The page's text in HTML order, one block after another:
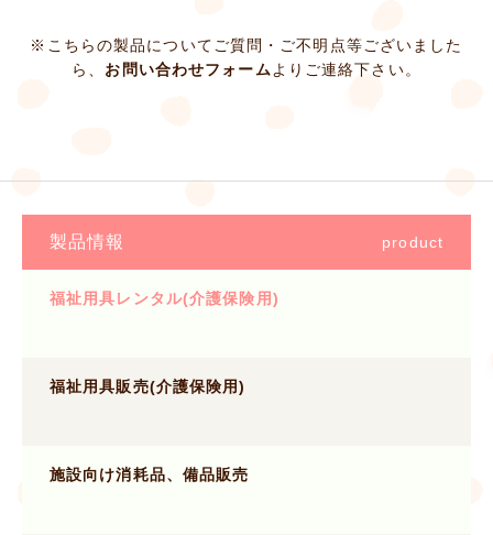
※こちらの製品についてご質問・ご不明点等ございました
ら、 お問い合わせフォーム よりご連絡下さい。
製品情報 product
福祉用具レンタル(介護保険用)
福祉用具販売(介護保険用)
施設向け消耗品、備品販売